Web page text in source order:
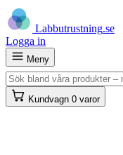
Labbutrustning.se
Logga in
Meny
Kundvagn 0 varor